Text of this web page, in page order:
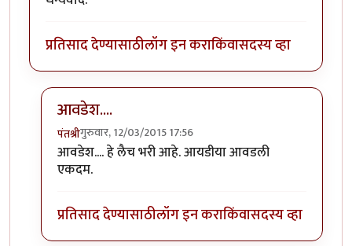
प्रतिसाद देण्यासाठीलॉग इन कराकिंवासदस्य व्हा
आवडेश....
पंतश्रीगुरुवार, 12/03/2015 17:56
In reply toआपला पासवर्ड फॉरेन लैंग्वेजby
आवडेश.... हे लैच भरी आहे. आयडीया आवडली
एकदम.
प्रतिसाद देण्यासाठीलॉग इन कराकिंवासदस्य व्हा